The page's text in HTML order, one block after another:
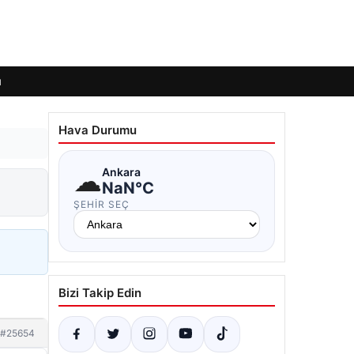
#25654
Hava Durumu
☁Ankara
NaN°C
ŞEHIR SEÇ
Bizi Takip Edin